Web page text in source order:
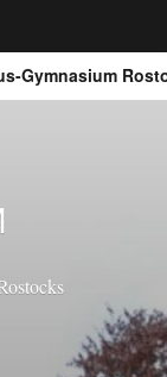
Gymnasium